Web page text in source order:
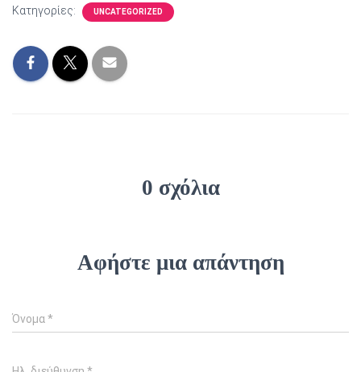
Κατηγορίες: UNCATEGORIZED
0 σχόλια
Αφήστε μια απάντηση
Όνομα*